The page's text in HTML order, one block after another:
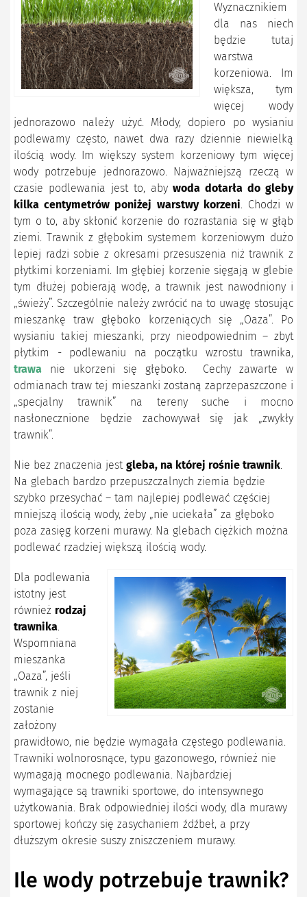
Wyznacznikiem
dla nas niech
będzie tutaj
warstwa
korzeniowa. Im
większa, tym
więcej wody
jednorazowo należy użyć. Młody, dopiero po wysianiu
podlewamy często, nawet dwa razy dziennie niewielką
ilością wody. Im większy system korzeniowy tym więcej
wody potrzebuje jednorazowo. Najważniejszą rzeczą w
czasie podlewania jest to, abywoda dotarła do gleby
kilka centymetrów poniżej warstwy korzeni. Chodzi w
tym o to, aby skłonić korzenie do rozrastania się w głąb
ziemi. Trawnik z głębokim systemem korzeniowym dużo
lepiej radzi sobie z okresami przesuszenia niż trawnik z
płytkimi korzeniami. Im głębiej korzenie sięgają w glebie
tym dłużej pobierają wodę, a trawnik jest nawodniony i
„świeży”. Szczególnie należy zwrócić na to uwagę stosując
mieszankę traw głęboko korzeniących się „Oaza”. Po
wysianiu takiej mieszanki, przy nieodpowiednim – zbyt
płytkim - podlewaniu na początku wzrostu trawnika,
trawa nie ukorzeni się głęboko. Cechy zawarte w
odmianach traw tej mieszanki zostaną zaprzepaszczone i
„specjalny trawnik” na tereny suche i mocno
nasłonecznione będzie zachowywał się jak „zwykły
trawnik”.
Nie bez znaczenia jest gleba, na której rośnie trawnik.
Na glebach bardzo przepuszczalnych ziemia będzie
szybko przesychać – tam najlepiej podlewać częściej
mniejszą ilością wody, żeby „nie uciekała” za głęboko
poza zasięg korzeni murawy. Na glebach ciężkich można
podlewać rzadziej większą ilością wody.
Dla podlewania
istotny jest
również rodzaj
trawnika.
Wspomniana
mieszanka
„Oaza”, jeśli
trawnik z niej
zostanie
założony
prawidłowo, nie będzie wymagała częstego podlewania.
Trawniki wolnorosnące, typu gazonowego, również nie
wymagają mocnego podlewania. Najbardziej
wymagające są trawniki sportowe, do intensywnego
użytkowania. Brak odpowiedniej ilości wody, dla murawy
sportowej kończy się zasychaniem źdźbeł, a przy
dłuższym okresie suszy zniszczeniem murawy.
Ile wody potrzebuje trawnik?